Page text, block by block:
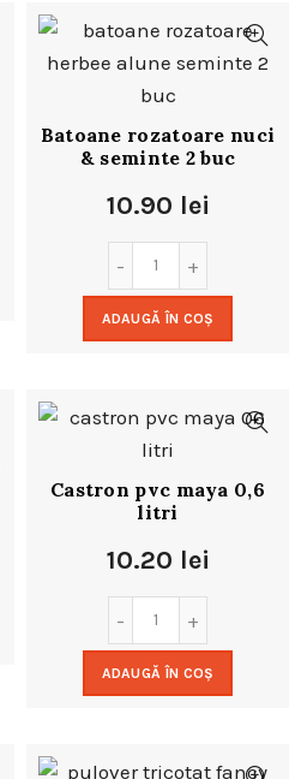
Batoane rozatoare nuci
& seminte 2 buc
10.90 lei
ADAUGĂ ÎN COȘ
Castron pvc maya 0,6
litri
10.20 lei
ADAUGĂ ÎN COȘ